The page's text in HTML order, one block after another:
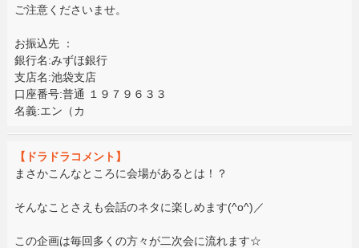
ご注意くださいませ。
お振込先 ：
銀行名:みずほ銀行
支店名:池袋支店
口座番号:普通 １９７９６３３
名義:エン（カ
【ドラドラコメント】
まさかこんなところに会場があるとは！？
そんなことさえも会話のネタに楽しめます(^o^)／
この企画は毎回多くの方々が二次会に流れます☆